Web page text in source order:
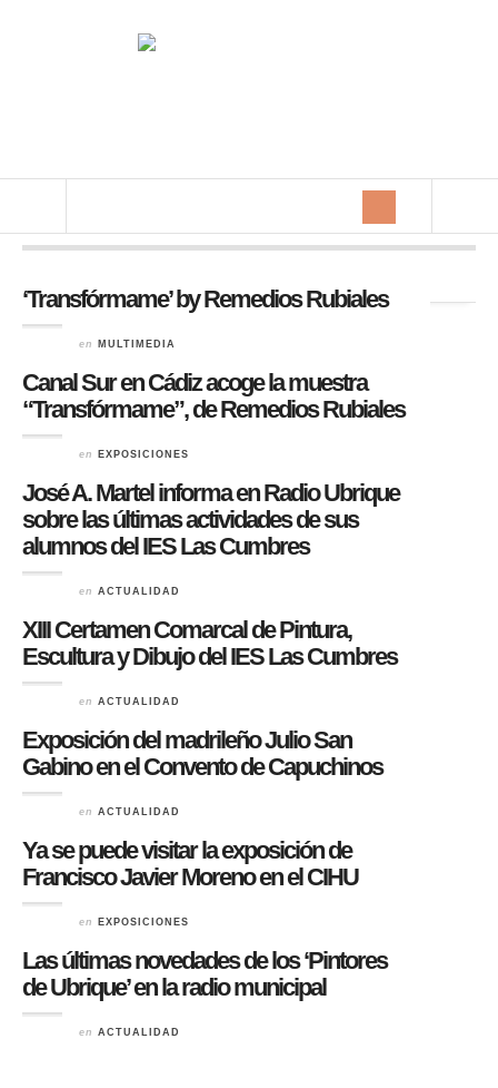
‘Transfórmame’ by Remedios Rubiales
en MULTIMEDIA
Canal Sur en Cádiz acoge la muestra
“Transfórmame”, de Remedios Rubiales
en EXPOSICIONES
José A. Martel informa en Radio Ubrique
sobre las últimas actividades de sus
alumnos del IES Las Cumbres
en ACTUALIDAD
XIII Certamen Comarcal de Pintura,
Escultura y Dibujo del IES Las Cumbres
en ACTUALIDAD
Exposición del madrileño Julio San
Gabino en el Convento de Capuchinos
en ACTUALIDAD
Ya se puede visitar la exposición de
Francisco Javier Moreno en el CIHU
en EXPOSICIONES
Las últimas novedades de los ‘Pintores
de Ubrique’ en la radio municipal
en ACTUALIDAD